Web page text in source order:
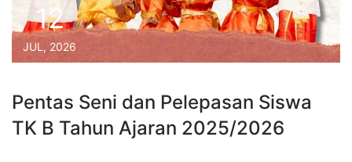
12
JUL, 2026
Pentas Seni dan Pelepasan Siswa
TK B Tahun Ajaran 2025/2026